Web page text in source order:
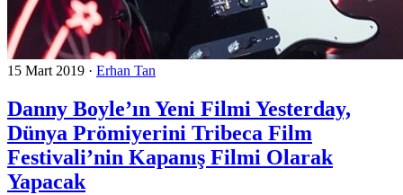
15 Mart 2019 · Erhan Tan
Danny Boyle’ın Yeni Filmi Yesterday,
Dünya Prömiyerini Tribeca Film
Festivali’nin Kapanış Filmi Olarak
Yapacak